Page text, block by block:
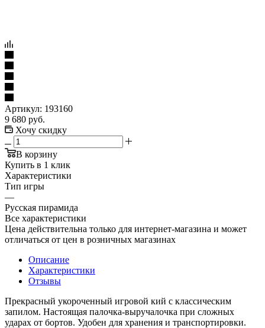
Артикул: 193160
9 680 руб.
Хочу скидку
В корзину
Купить в 1 клик
Характеристики
Тип игры
—
Русская пирамида
Все характеристики
Цена действительна только для интернет-магазина и может
отличаться от цен в розничных магазинах
Описание
Характеристики
Отзывы
Прекрасный укороченный игровой кий с классическим
запилом. Настоящая палочка-выручалочка при сложных
ударах от бортов. Удобен для хранения и транспортировки.